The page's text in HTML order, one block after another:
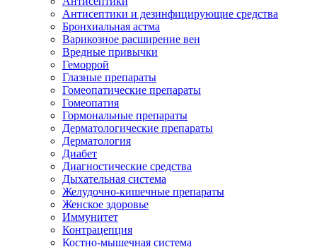
Антисептики и дезинфицирующие средства
Бронхиальная астма
Варикозное расширение вен
Вредные привычки
Геморрой
Глазные препараты
Гомеопатические препараты
Гомеопатия
Гормональные препараты
Дерматологические препараты
Дерматология
Диабет
Диагностические средства
Дыхательная система
Желудочно-кишечные препараты
Женское здоровье
Иммунитет
Контрацепция
Костно-мышечная система